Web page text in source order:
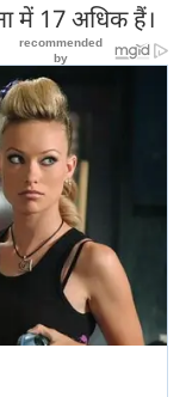
में 17 अधिक हैं।